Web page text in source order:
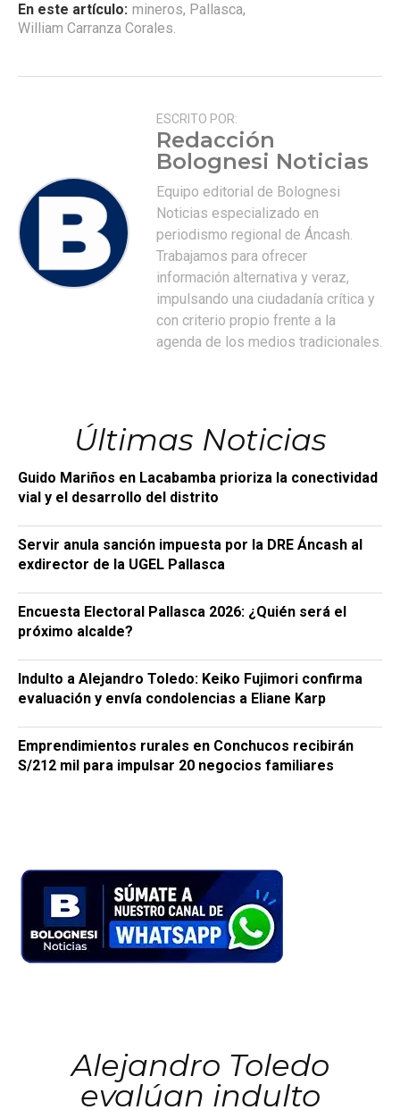
En este artículo: mineros, Pallasca,
William Carranza Corales.
ESCRITO POR:
Redacción
Bolognesi Noticias
Equipo editorial de Bolognesi
Noticias especializado en
periodismo regional de Áncash.
Trabajamos para ofrecer
información alternativa y veraz,
impulsando una ciudadanía crítica y
con criterio propio frente a la
agenda de los medios tradicionales.
Últimas Noticias
Guido Mariños en Lacabamba prioriza la conectividad
vial y el desarrollo del distrito
Servir anula sanción impuesta por la DRE Áncash al
exdirector de la UGEL Pallasca
Encuesta Electoral Pallasca 2026: ¿Quién será el
próximo alcalde?
Indulto a Alejandro Toledo: Keiko Fujimori confirma
evaluación y envía condolencias a Eliane Karp
Emprendimientos rurales en Conchucos recibirán
S/212 mil para impulsar 20 negocios familiares
Alejandro Toledo
evalúan indulto